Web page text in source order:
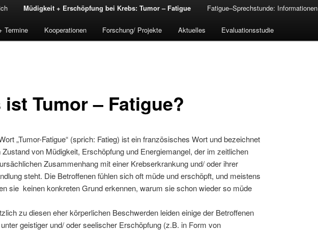
Müdigkeit + Erschöpfung bei Krebs: Tumor – Fatigue Fatigue–Sprechstunde: Informationen
Termine Kooperationen Forschung/ Projekte Aktuelles Evaluationsstudie
ist Tumor – Fatigue?
„Tumor-Fatigue“ (sprich: Fatieg) ist ein französisches Wort und bezeichnet
Zustand von Müdigkeit, Erschöpfung und Energiemangel, der im zeitlichen
Zusammenhang mit einer Krebserkrankung und/ oder ihrer
steht. Die Betroffenen fühlen sich oft müde und erschöpft, und meistens
sie keinen konkreten Grund erkennen, warum sie schon wieder so müde
zu diesen eher körperlichen Beschwerden leiden einige der Betroffenen
geistiger und/ oder seelischer Erschöpfung (z.B. in Form von